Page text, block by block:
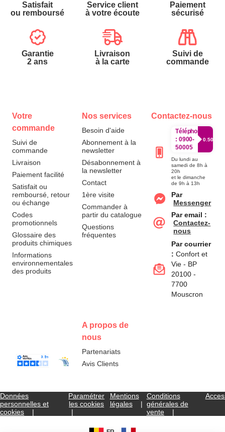
Satisfait
ou remboursé
Service client
à votre écoute
Paiement
sécurisé
Garantie
2 ans
Livraison
à la carte
Suivi de
commande
Votre
commande
Suivi de
commande
Livraison
Paiement facilité
Satisfait ou
remboursé, retour
ou échange
Codes
promotionnels
Glossaire des
produits chimiques
Informations
environnementales
des produits
Nos services
Besoin d'aide
Abonnement à la
newsletter
Désabonnement à
la newsletter
Contact
1ère visite
Commander à
partir du catalogue
Questions
fréquentes
A propos de
nous
Partenariats
Avis Clients
Contactez-nous
Téléphone
: 0900-
50005
0.50€/
Du lundi au
samedi de 8h à
20h
et le dimanche
de 9h à 13h
Par
Messenger
Par email :
Contactez-
nous
Par courrier
: Confort et
Vie - BP
20100 -
7700
Mouscron
Données
personnelles et
cookies
Paramétrer
les cookies
Mentions
légales
Conditions
générales de
vente